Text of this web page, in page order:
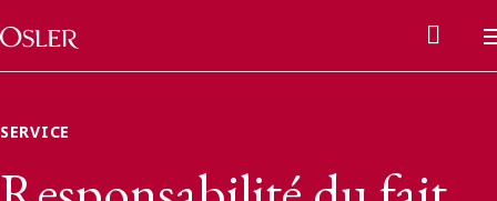
Passer au contenu
Main Navigation
SERVICE